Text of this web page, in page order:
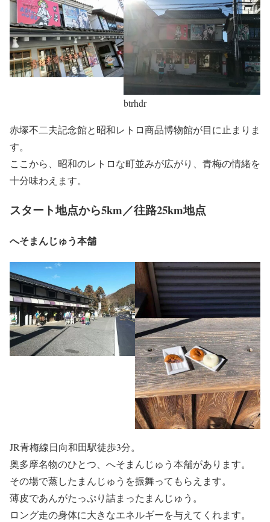
btrhdr
赤塚不二夫記念館と昭和レトロ商品博物館が目に止まりま
す。
ここから、昭和のレトロな町並みが広がり、青梅の情緒を
十分味わえます。
スタート地点から5km／往路25km地点
へそまんじゅう本舗
JR青梅線日向和田駅徒歩3分。
奥多摩名物のひとつ、へそまんじゅう本舗があります。
その場で蒸したまんじゅうを振舞ってもらえます。
薄皮であんがたっぷり詰まったまんじゅう。
ロング走の身体に大きなエネルギーを与えてくれます。